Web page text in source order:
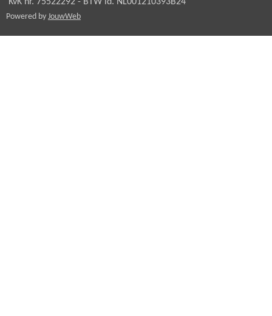
KvK nr. 75522292 - BTW id. NL001210393B24
Powered by JouwWeb